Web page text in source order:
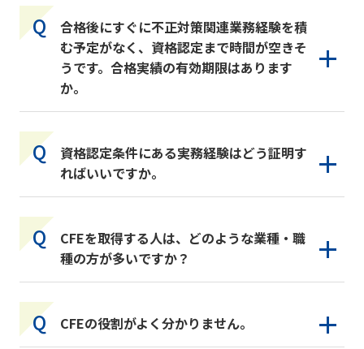
合格後にすぐに不正対策関連業務経験を積
む予定がなく、資格認定まで時間が空きそ
うです。合格実績の有効期限はあります
か。
資格認定条件にある実務経験はどう証明す
ればいいですか。
CFEを取得する人は、どのような業種・職
種の方が多いですか？
CFEの役割がよく分かりません。